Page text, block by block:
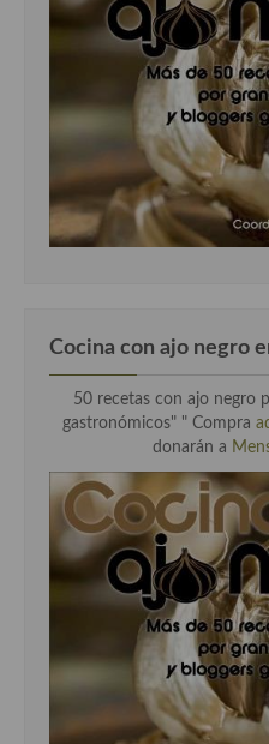
Cocina Castilla – La Mancha
Cocina Catalana
Cocina Extremeña
Cocina Gallega
Cocina Madrileña
Cocina Murciana
Cocina Riojana
Cocina Valenciana
Cocina Vasca
Cocina Europea
Cocina Alemana
Cocina Austriaca
Cocina Bulgara
Cocina con ajo negro
50 recetas con ajo negro
gastronómicos" " Compra
donarán a